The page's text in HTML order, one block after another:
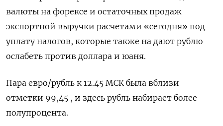
валюты на форексе и остаточных продаж
экспортной выручки расчетами «сегодня» под
уплату налогов, которые также на дают рублю
ослабеть против доллара и юаня.
Пара евро/рубль к 12.45 МСК была вблизи
отметки 99,45 , и здесь рубль набирает более
полупроцента.